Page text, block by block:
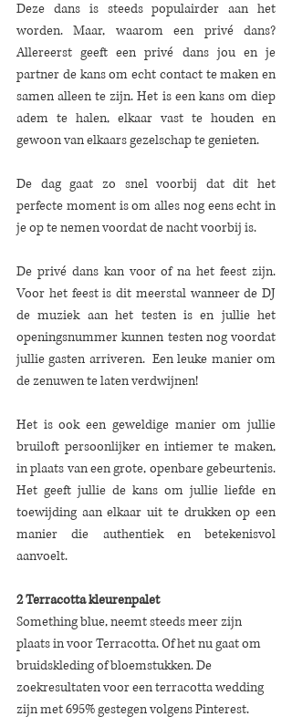
Deze dans is steeds populairder aan het
worden. Maar, waarom een privé dans?
Allereerst geeft een privé dans jou en je
partner de kans om echt contact te maken en
samen alleen te zijn. Het is een kans om diep
adem te halen, elkaar vast te houden en
gewoon van elkaars gezelschap te genieten.
De dag gaat zo snel voorbij dat dit het
perfecte moment is om alles nog eens echt in
je op te nemen voordat de nacht voorbij is.
De privé dans kan voor of na het feest zijn.
Voor het feest is dit meerstal wanneer de DJ
de muziek aan het testen is en jullie het
openingsnummer kunnen testen nog voordat
jullie gasten arriveren.  Een leuke manier om
de zenuwen te laten verdwijnen!
Het is ook een geweldige manier om jullie
bruiloft persoonlijker en intiemer te maken,
in plaats van een grote, openbare gebeurtenis.
Het geeft jullie de kans om jullie liefde en
toewijding aan elkaar uit te drukken op een
manier die authentiek en betekenisvol
aanvoelt.
2 Terracotta kleurenpalet
Something blue, neemt steeds meer zijn
plaats in voor Terracotta. Of het nu gaat om
bruidskleding of bloemstukken. De
zoekresultaten voor een terracotta wedding
zijn met 695% gestegen volgens Pinterest.